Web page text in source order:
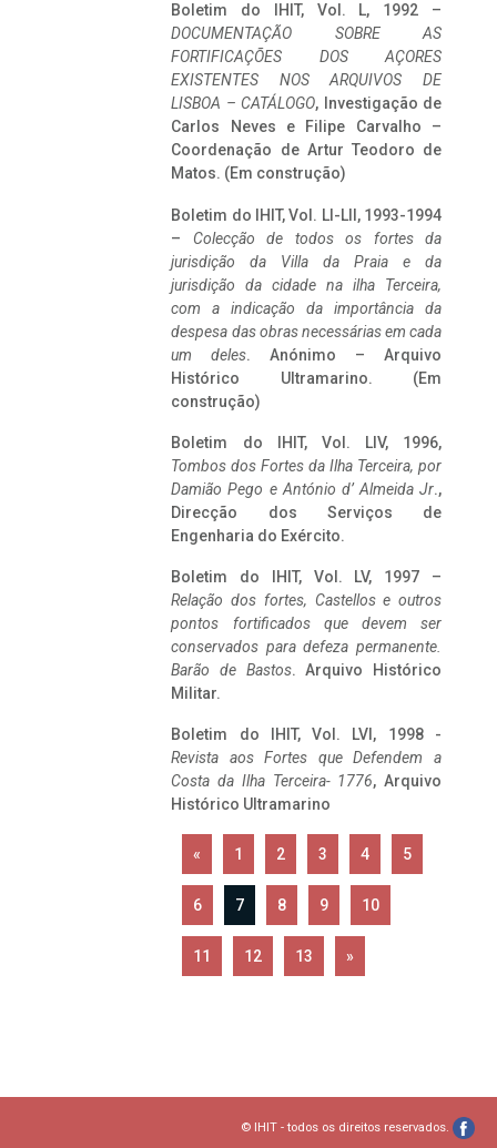
Boletim do IHIT, Vol. L, 1992 –
DOCUMENTAÇÃO SOBRE AS
FORTIFICAÇÕES DOS AÇORES
EXISTENTES NOS ARQUIVOS DE
LISBOA – CATÁLOGO, Investigação de
Carlos Neves e Filipe Carvalho –
Coordenação de Artur Teodoro de
Matos. (Em construção)
Boletim do IHIT, Vol. LI-LII, 1993-1994
– Colecção de todos os fortes da
jurisdição da Villa da Praia e da
jurisdição da cidade na ilha Terceira,
com a indicação da importância da
despesa das obras necessárias em cada
um deles. Anónimo – Arquivo
Histórico Ultramarino. (Em
construção)
Boletim do IHIT, Vol. LIV, 1996,
Tombos dos Fortes da Ilha Terceira, por
Damião Pego e António d’ Almeida Jr.,
Direcção dos Serviços de
Engenharia do Exército.
Boletim do IHIT, Vol. LV, 1997 –
Relação dos fortes, Castellos e outros
pontos fortificados que devem ser
conservados para defeza permanente.
Barão de Bastos. Arquivo Histórico
Militar.
Boletim do IHIT, Vol. LVI, 1998 -
Revista aos Fortes que Defendem a
Costa da Ilha Terceira- 1776, Arquivo
Histórico Ultramarino
« 1 2 3 4 5
6 7 8 9 10
11 12 13 »
© IHIT - todos os direitos reservados.